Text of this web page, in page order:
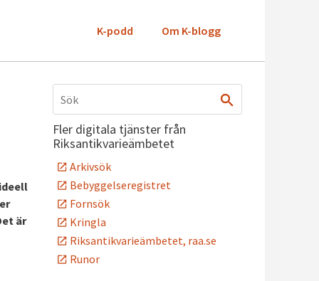
K-podd Om K-blogg
är
Fler digitala tjänster från
Riksantikvarieämbetet
Arkivsök
Bebyggelseregistret
Fornsök
Kringla
Riksantikvarieämbetet, raa.se
Runor